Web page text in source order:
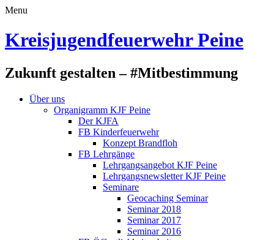
Menu
Kreisjugendfeuerwehr Peine
Zukunft gestalten – #Mitbestimmung
Über uns
Organigramm KJF Peine
Der KJFA
FB Kinderfeuerwehr
Konzept Brandfloh
FB Lehrgänge
Lehrgangsangebot KJF Peine
Lehrgangsnewsletter KJF Peine
Seminare
Geocaching Seminar
Seminar 2018
Seminar 2017
Seminar 2016